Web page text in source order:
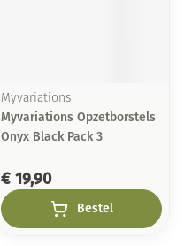
Myvariations
Myvariations Opzetborstels
Onyx Black Pack 3
€ 19,90
Bestel